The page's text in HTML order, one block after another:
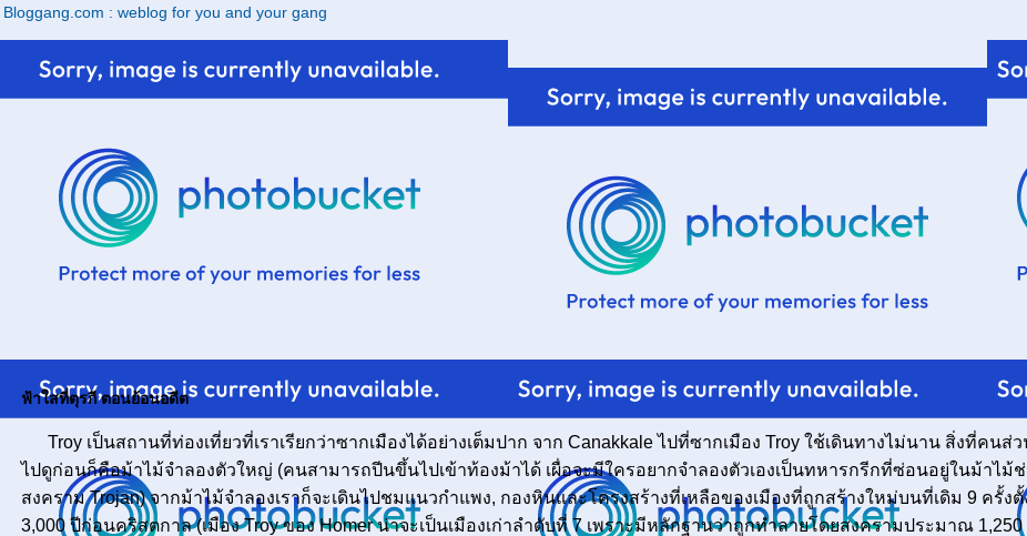
Bloggang.com : weblog for you and your gang
ฟ้าใสที่ตุรกี ตอนย้อนอดีต
Troy เป็นสถานที่ท่องเที่ยวที่เราเรียกว่าซากเมืองได้อย่างเต็มปาก จาก Canakkale ไปที่ซากเมือง Troy ใช้เดินทางไม่นาน สิ่งที่คนส่
ไปดูก่อนก็คือม้าไม้จำลองตัวใหญ่ (คนสามารถปีนขึ้นไปเข้าท้องม้าได้ เผื่อจะมีใครอยากจำลองตัวเองเป็นทหารกรีกที่ซ่อนอยู่ในม้าไม้ช่
สงคราม Trojan) จากม้าไม้จำลองเราก็จะเดินไปชมแนวกำแพง, กองหินและโครงสร้างที่เหลือของเมืองที่ถูกสร้างใหม่บนที่เดิม 9 ครั้ง
3,000 ปีก่อนคริสตกาล (เมือง Troy ของ Homer น่าจะเป็นเมืองเก่าลำดับที่ 7 เพราะมีหลักฐานว่าถูกทำลายโดยสงครามประมาณ